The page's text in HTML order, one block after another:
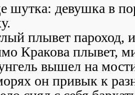
шутка: девушка в
плывет пароход,
Кракова плывет,
вышел на
он привык к